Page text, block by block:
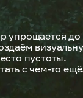
упрощается до
пустоты.
с чем-то